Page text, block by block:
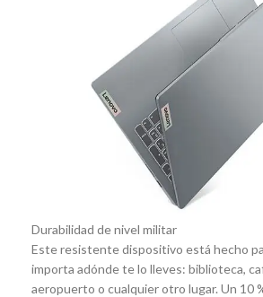
Durabilidad de nivel militar
Este resistente dispositivo está hecho
importa adónde te lo lleves: biblioteca,
aeropuerto o cualquier otro lugar. Un 10